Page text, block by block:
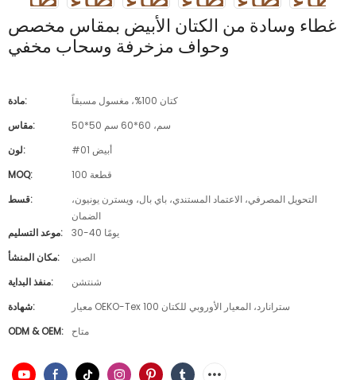
غطاء وسادة من الكتان الأبيض بمقاس مخصص
وحواف مزخرفة وسحاب مخفي
مادة:
كتان 100%، مغسول مسبقاً
مقاس:
50*50 سم، 60*60 سم
لون:
#01 أبيض
MOQ:
100 قطعة
قسط:
التحويل المصرفي، الاعتماد المستندي، باي بال، ويسترن يونيون،
الضمان
موعد التسليم:
30-40 يومًا
مكان المنشأ:
الصين
منفذ البداية:
شنتشن
شهادة:
معيار OEKO-Tex 100 سترانارد، المعيار الأوروبي للكتان
ODM & OEM:
متاح